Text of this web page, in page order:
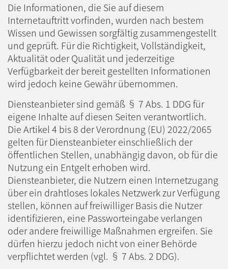
Die Informationen, die Sie auf diesem
Internetauftritt vorfinden, wurden nach bestem
Wissen und Gewissen sorgfältig zusammengestellt
und geprüft. Für die Richtigkeit, Vollständigkeit,
Aktualität oder Qualität und jederzeitige
Verfügbarkeit der bereit gestellten Informationen
wird jedoch keine Gewähr übernommen.
Diensteanbieter sind gemäß § 7 Abs. 1 DDG für
eigene Inhalte auf diesen Seiten verantwortlich.
Die Artikel 4 bis 8 der Verordnung (EU) 2022/2065
gelten für Diensteanbieter einschließlich der
öffentlichen Stellen, unabhängig davon, ob für die
Nutzung ein Entgelt erhoben wird.
Diensteanbieter, die Nutzern einen Internetzugang
über ein drahtloses lokales Netzwerk zur Verfügung
stellen, können auf freiwilliger Basis die Nutzer
identifizieren, eine Passworteingabe verlangen
oder andere freiwillige Maßnahmen ergreifen. Sie
dürfen hierzu jedoch nicht von einer Behörde
verpflichtet werden (vgl. § 7 Abs. 2 DDG).